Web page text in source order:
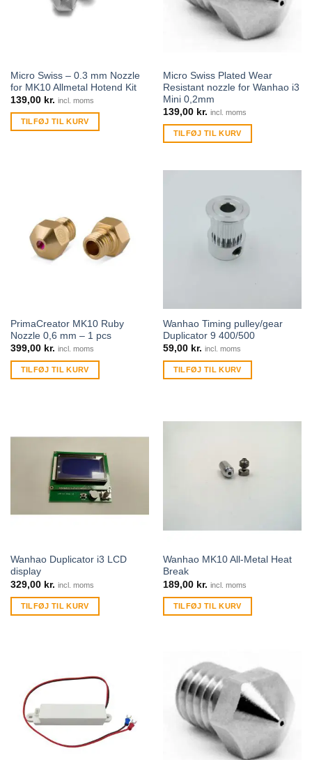
Micro Swiss – 0.3 mm Nozzle
for MK10 Allmetal Hotend Kit
139,00 kr. incl. moms
TILFØJ TIL KURV
Micro Swiss Plated Wear
Resistant nozzle for Wanhao i3
Mini 0,2mm
139,00 kr. incl. moms
TILFØJ TIL KURV
PrimaCreator MK10 Ruby
Nozzle 0,6 mm – 1 pcs
399,00 kr. incl. moms
TILFØJ TIL KURV
Wanhao Timing pulley/gear
Duplicator 9 400/500
59,00 kr. incl. moms
TILFØJ TIL KURV
Wanhao Duplicator i3 LCD
display
329,00 kr. incl. moms
TILFØJ TIL KURV
Wanhao MK10 All-Metal Heat
Break
189,00 kr. incl. moms
TILFØJ TIL KURV